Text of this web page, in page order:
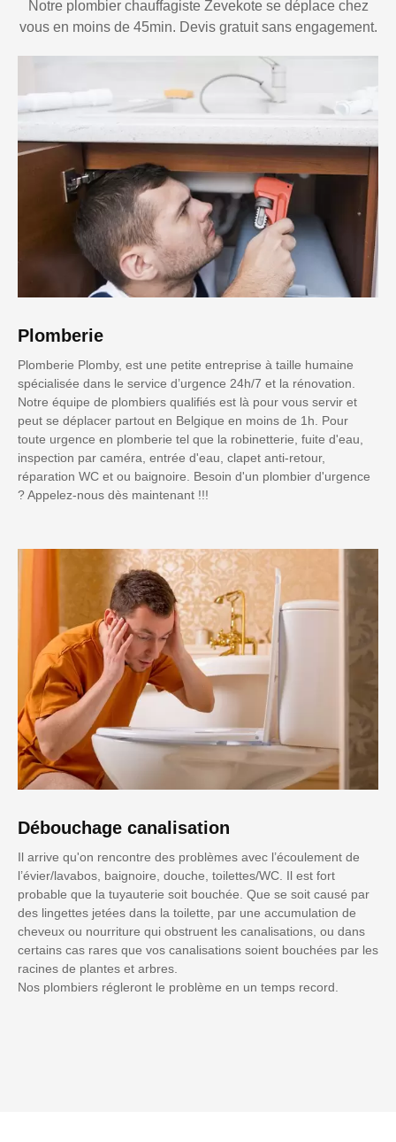
Notre plombier chauffagiste Zevekote se déplace chez
vous en moins de 45min. Devis gratuit sans engagement.
Plomberie
Plomberie Plomby, est une petite entreprise à taille humaine
spécialisée dans le service d’urgence 24h/7 et la rénovation.
Notre équipe de plombiers qualifiés est là pour vous servir et
peut se déplacer partout en Belgique en moins de 1h. Pour
toute urgence en plomberie tel que la robinetterie, fuite d'eau,
inspection par caméra, entrée d'eau, clapet anti-retour,
réparation WC et ou baignoire. Besoin d'un plombier d'urgence
? Appelez-nous dès maintenant !!!
Débouchage canalisation
Il arrive qu'on rencontre des problèmes avec l’écoulement de
l’évier/lavabos, baignoire, douche, toilettes/WC. Il est fort
probable que la tuyauterie soit bouchée. Que se soit causé par
des lingettes jetées dans la toilette, par une accumulation de
cheveux ou nourriture qui obstruent les canalisations, ou dans
certains cas rares que vos canalisations soient bouchées par les
racines de plantes et arbres.
Nos plombiers régleront le problème en un temps record.